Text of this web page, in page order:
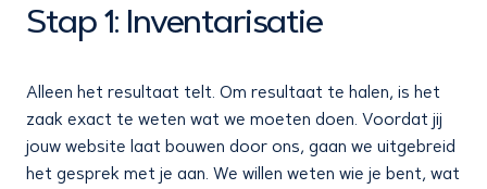
Stap 1: Inventarisatie
Alleen het resultaat telt. Om resultaat te halen, is het
zaak exact te weten wat we moeten doen. Voordat jij
jouw website laat bouwen door ons, gaan we uitgebreid
het gesprek met je aan. We willen weten wie je bent, wat